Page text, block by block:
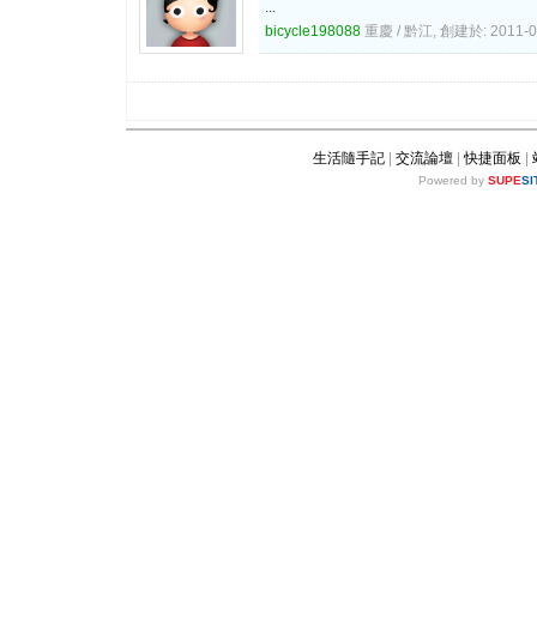
bicycle198088 重慶 / 黔江, 創建於:
生活隨手記| 交流論壇|快捷面板
Powered by SUPE